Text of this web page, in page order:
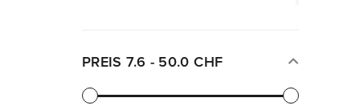
PREIS7.6 - 50.0 CHF